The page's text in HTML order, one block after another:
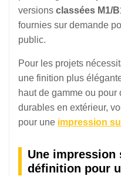
versions classées M1/
fournies sur demande
public.
Pour les projets
une finition plus
haut de gamme ou
durables en extérieur,
pour une impression
Une impression
définition pour